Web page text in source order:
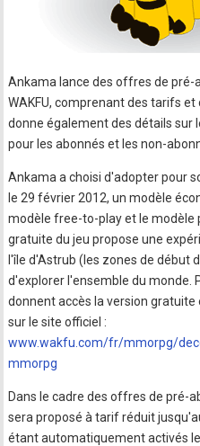
Ankama lance des offres de pré-
WAKFU, comprenant des tarifs
donne également des détails sur
pour les abonnés et les non-
Ankama a choisi d'adopter pour
le 29 février 2012, un modèle
modèle free-to-play et le modèle
gratuite du jeu propose une
l'île d'Astrub (les zones de début
d'explorer l'ensemble du monde.
donnent accès la version
sur le site officiel :
www.wakfu.com/fr/mmorpg/
mmorpg
Dans le cadre des offres de pré-
sera proposé à tarif réduit
étant automatiquement activés